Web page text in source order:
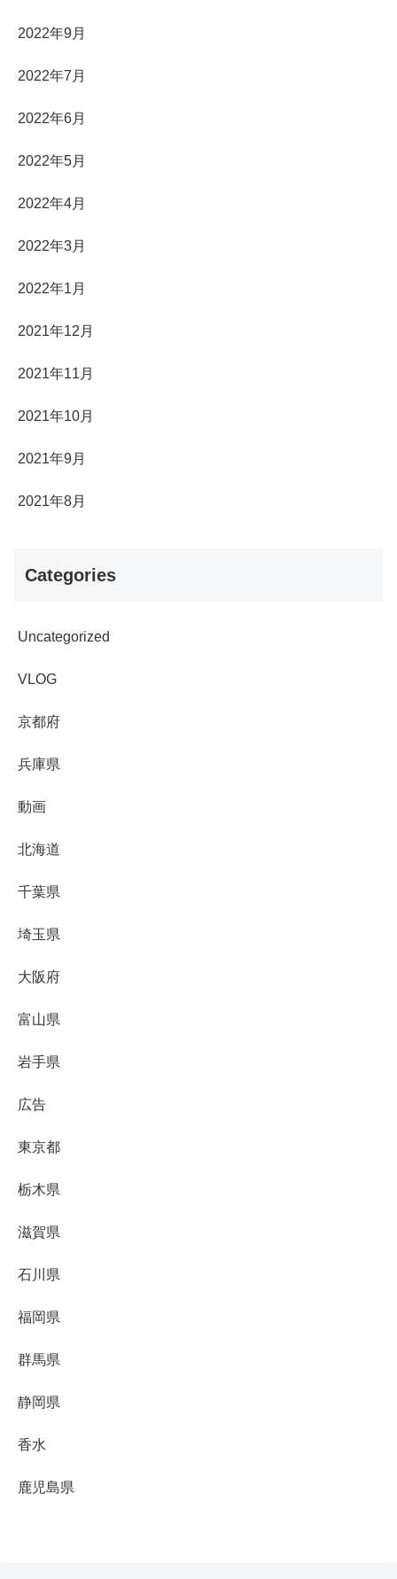
2022年9月
2022年7月
2022年6月
2022年5月
2022年4月
2022年3月
2022年1月
2021年12月
2021年11月
2021年10月
2021年9月
2021年8月
Categories
Uncategorized
VLOG
京都府
兵庫県
動画
北海道
千葉県
埼玉県
大阪府
富山県
岩手県
広告
東京都
栃木県
滋賀県
石川県
福岡県
群馬県
静岡県
香水
鹿児島県